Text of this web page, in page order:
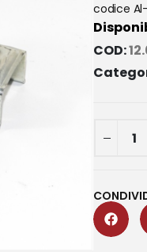
codice
COD: